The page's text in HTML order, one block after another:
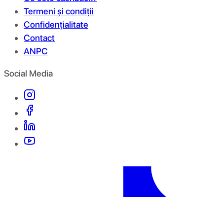
Termeni și condiții
Confidențialitate
Contact
ANPC
Social Media